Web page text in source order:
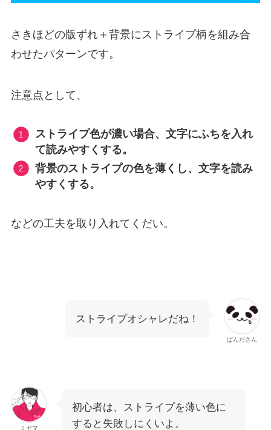
さきほどの版ずれ＋背景にストライプ柄を組み合
わせたパターンです。
注意点として、
ストライプ色が濃い場合、文字にふちを入れ
て読みやすくする。
背景のストライプの色を薄くし、文字を読み
やすくする。
などの工夫を取り入れてくだい。
ぱんださん
ストライプオシャレだね！
ミヤマ
初心者は、ストライプを薄い色に
すると失敗しにくいよ。